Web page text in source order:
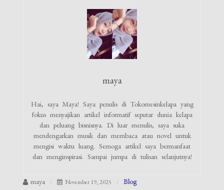
maya
Hai, saya Maya! Saya penulis di Tokomesinkelapa yang
fokus menyajikan artikel informatif seputar dunia kelapa
dan peluang bisnisnya. Di luar menulis, saya suka
mendengarkan musik dan membaca atau novel untuk
mengisi waktu luang. Semoga artikel saya bermanfaat
dan menginspirasi. Sampai jumpa di tulisan selanjutnya!
maya November 19, 2025 Blog